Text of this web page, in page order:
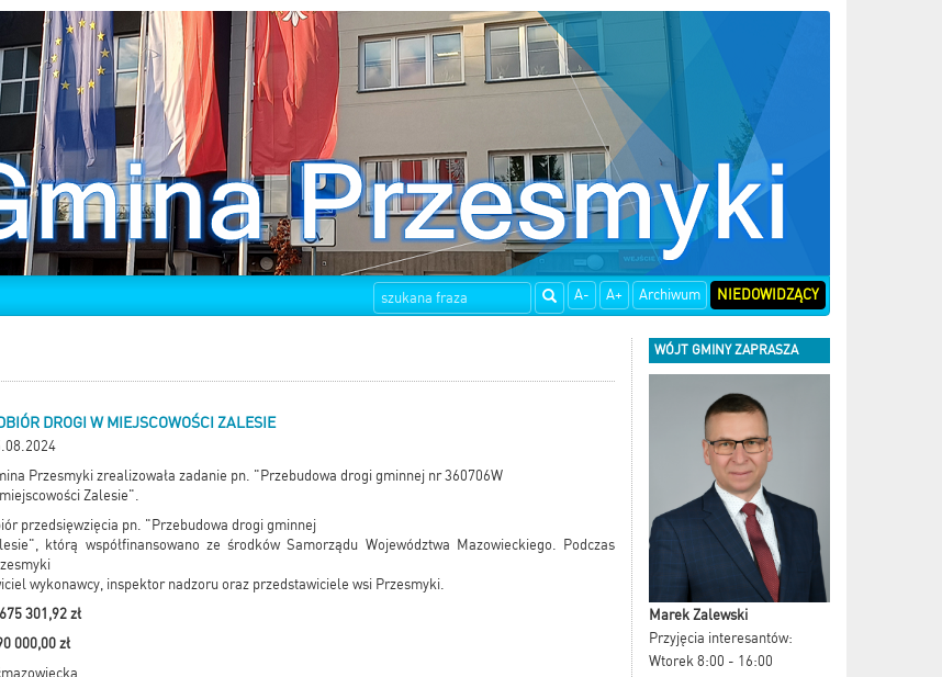
A- A+ Archiwum NIEDOWIDZĄCY
DROGI W MIEJSCOWOŚCI ZALESIE
Przesmyki zrealizowała zadanie pn. "Przebudowa drogi gminnej nr 360706W
Zalesie".
przedsięwzięcia pn. "Przebudowa drogi gminnej
którą współfinansowano ze środków Samorządu Województwa Mazowieckiego. Podczas
wykonawcy, inspektor nadzoru oraz przedstawiciele wsi Przesmyki.
301,92 zł
zł
WÓJT GMINY ZAPRASZA
Marek Zalewski
Przyjęcia interesantów:
Wtorek 8:00 - 16:00